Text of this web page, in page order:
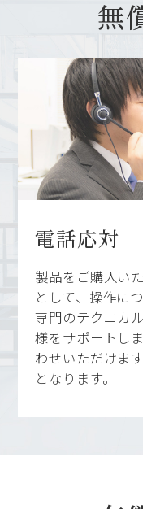
無
電話応対
製品をご購入い
として、操作に
専門のテクニカ
様をサポートし
わせいただけま
となります。